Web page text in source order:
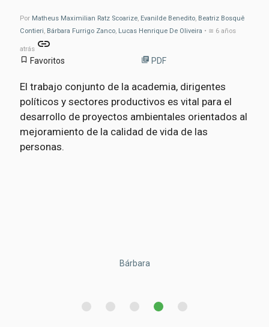
Por Matheus Maximilian Ratz Scoarize, Evanilde Benedito, Beatriz Bosquê
Contieri, Bárbara Furrigo Zanco, Lucas Henrique De Oliveira • ≅ 6 años
atrás link
bookmark_border Favoritos library_books PDF
El trabajo conjunto de la academia, dirigentes
políticos y sectores productivos es vital para el
desarrollo de proyectos ambientales orientados al
mejoramiento de la calidad de vida de las
personas.
Matheus Maximilian
Evanilde
Beatriz
Bárbara
Lucas Henrique